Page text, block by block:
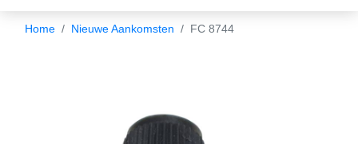
Home Nieuwe Aankomsten FC 8744